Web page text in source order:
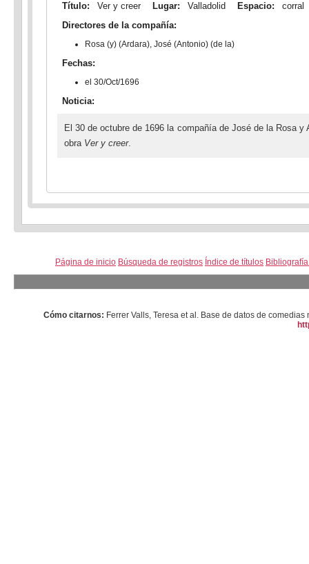
Título: Ver y creer Lugar: Valladolid Espacio:
corral
Directores de la compañía:
Rosa (y) (Ardara), José (Antonio) (de la)
Fechas:
el 30/Oct/1696
Noticia:
El 30 de octubre de 1696 la compañía de José de la Rosa
obra Ver y creer.
Página de inicio Búsqueda de registros Índice de títulos
Cómo citarnos: Ferrer Valls, Teresa et al. Base de datos de